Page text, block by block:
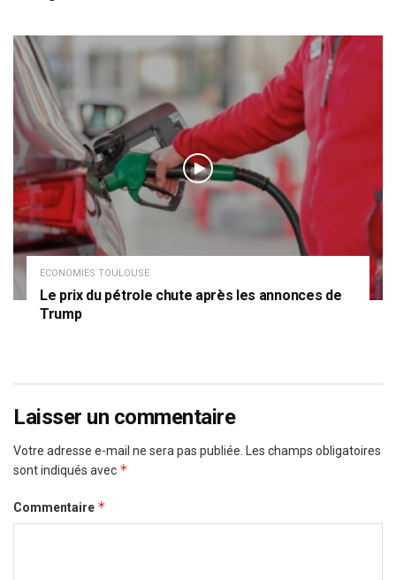
ECONOMIES TOULOUSE
Le prix du pétrole chute après les annonces de
Trump
Laisser un commentaire
Votre adresse e-mail ne sera pas publiée.
Les champs obligatoires
sont indiqués avec *
Commentaire *